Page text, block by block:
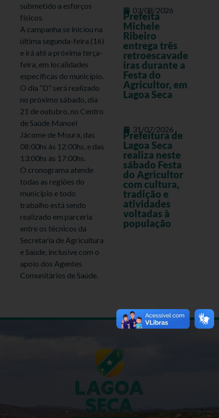
submetido a esforços
físicos.
A campanha se iniciou na
última segunda-feira (16)
e irá até a próxima terça-
feira, em localidades
especificas do município.
O dia “D” será realizado
no próximo sábado, dia
21 de outubro, no Centro
de Saúde Manoel
Jácome de Moura, das
08:00hs às 12:00hs, e das
13:00hs às 17:00hs.
O cronograma atende
todas as regiões do
município e todo
trabalho está sendo
realizado em parceria
entre os técnicos da
Secretaria de Agricultura
e Saúde, inclusive com o
apoio dos Agentes
Comunitários de Saúde.
03/08/2026
Prefeita
Michele
Ribeiro
entrega três
retroescavade
iras durante a
Festa do
Agricultor, em
Lagoa Seca
31/07/2026
Prefeitura de
Lagoa Seca
realiza neste
sábado Festa
do Agricultor
com cultura,
tradição e
atividades
voltadas à
população